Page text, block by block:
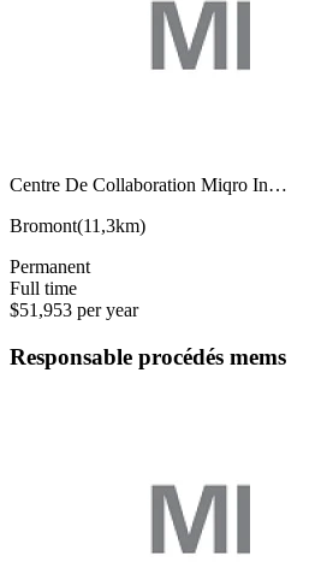
Centre De Collaboration Miqro In…
Bromont(11,3km)
Permanent
Full time
$51,953 per year
Responsable procédés mems